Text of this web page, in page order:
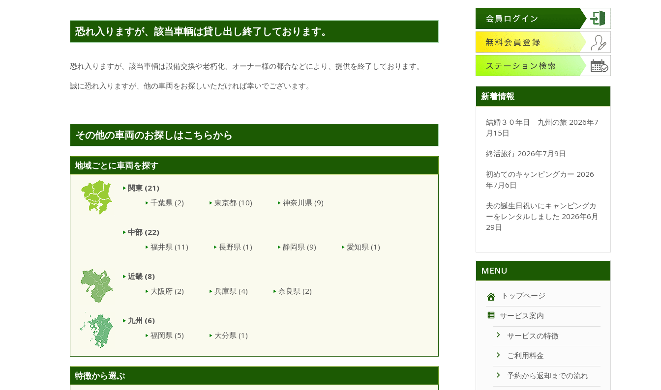
恐れ入りますが、該当車輌は貸し出し終了しております。
恐れ入りますが、該当車輌は設備交換や老朽化、オーナー様の都合などにより、提供を終了しております。
誠に恐れ入りますが、他の車両をお探しいただければ幸いでございます。
その他の車両のお探しはこちらから
地域ごとに車両を探す
関東 (21)
千葉県 (2) 東京都 (10) 神奈川県 (9)
中部 (22)
福井県 (11) 長野県 (1) 静岡県 (9) 愛知県 (1)
近畿 (8)
大阪府 (2) 兵庫県 (4) 奈良県 (2)
九州 (6)
福岡県 (5) 大分県 (1)
特徴から選ぶ
新着情報
結婚３０年目 九州の旅 2026年7
月15日
終活旅行 2026年7月9日
初めてのキャンピングカー 2026
年7月6日
夫の誕生日祝いにキャンピングカ
ーをレンタルしました 2026年6月
29日
MENU
トップページ
サービス案内
サービスの特徴
ご利用料金
予約から返却までの流れ